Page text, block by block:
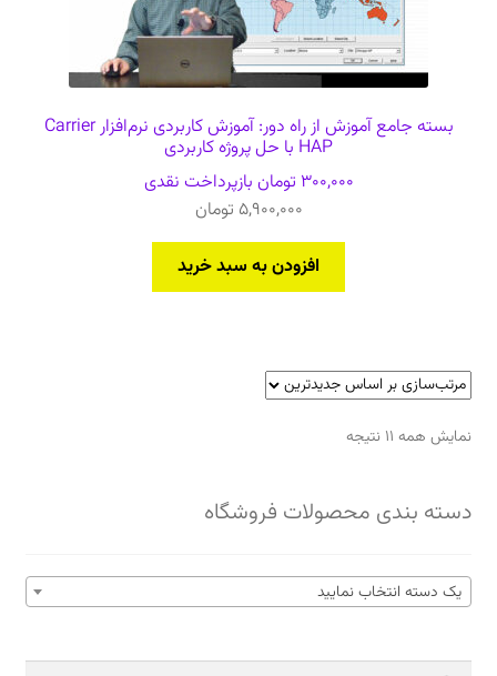
بسته جامع آموزش از راه دور: آموزش کاربردی نرم‌افزار Carrier
HAP با حل پروژه کاربردی
300,000 تومان بازپرداخت نقدی
5,900,000 تومان
افزودن به سبد خرید
نمایش همه 11 نتیجه
مرتب‌سازی
جدیدترین
دسته بندی محصولات فروشگاه
یک دسته انتخاب نمایید